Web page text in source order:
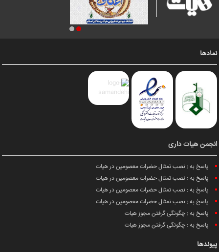
نمادها
انجمن هیات داری
پاسخ به : نصب تمثال حضرات معصومین در هیات
پاسخ به : نصب تمثال حضرات معصومین در هیات
پاسخ به : نصب تمثال حضرات معصومین در هیات
پاسخ به : نصب تمثال حضرات معصومین در هیات
پاسخ به : چگونگی گرفتن مجوز هیات
پاسخ به : چگونگی گرفتن مجوز هیات
پیوندها